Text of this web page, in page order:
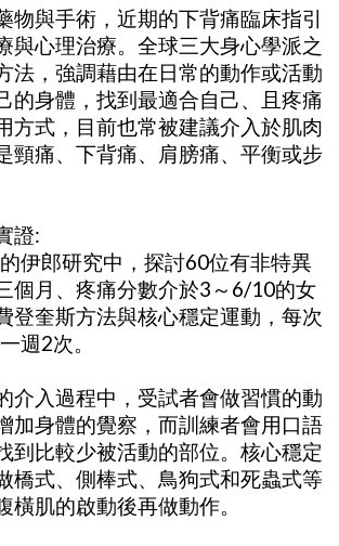
物與手術，近期的下背痛臨床指引
與心理治療。全球三大身心學派之
法，強調藉由在日常的動作或活動
的身體，找到最適合自己、且疼痛
方式，目前也常被建議介入於肌肉
頸痛、下背痛、肩膀痛、平衡或步
證:
伊郎研究中，探討60位有非特異
個月、疼痛分數介於3～6/10的女
登奎斯方法與核心穩定運動，每次
週2次。
介入過程中，受試者會做習慣的動
加身體的覺察，而訓練者會用口語
到比較少被活動的部位。核心穩定
橋式、側棒式、鳥狗式和死蟲式等
橫肌的啟動後再做動作。